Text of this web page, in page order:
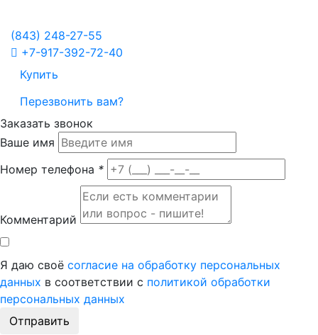
(843) 248-27-55
+7-917-392-72-40
Купить
Перезвонить вам?
Заказать звонок
Ваше имя
Номер телефона *
Комментарий
Я даю своё согласие на обработку персональных
данных в соответствии с политикой обработки
персональных данных
Отправить